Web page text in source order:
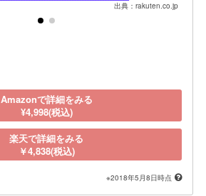
出典：rakuten.co.jp
Amazonで詳細をみる
¥4,998(税込)
楽天で詳細をみる
￥4,838(税込)
※2018年5月8日時点